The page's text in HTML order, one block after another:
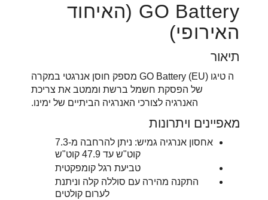
GO Battery (האיחוד
האירופי)
תיאור
ה טיגו GO Battery (EU) מספק חוסן אנרגטי במקרה
של הפסקת חשמל ברשת וממטב את צריכת
האנרגיה לצורכי האנרגיה הביתיים של ימינו.
מאפיינים ויתרונות
אחסון אנרגיה גמיש: ניתן להרחבה מ-7.3
קוט"ש עד 47.9 קוט"ש
טביעת רגל קומפקטית
התקנה מהירה עם סוללה קלה וניתנת
לערום קולטים